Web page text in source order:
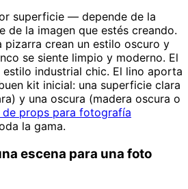
superficie — depende de la
de la imagen que estés creando.
pizarra crean un estilo oscuro y
se siente limpio y moderno. El
industrial chic. El lino aporta
kit inicial: una superficie clara
y una oscura (madera oscura o
de props para fotografía
la gama.
escena para una foto